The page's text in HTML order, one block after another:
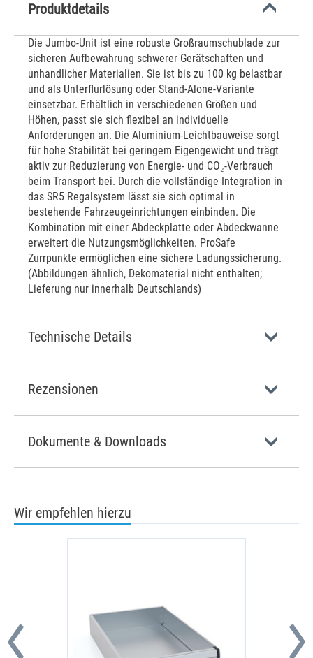
Produktdetails
Die Jumbo-Unit ist eine robuste Großraumschublade zur
sicheren Aufbewahrung schwerer Gerätschaften und
unhandlicher Materialien. Sie ist bis zu 100 kg belastbar
und als Unterflurlösung oder Stand-Alone-Variante
einsetzbar. Erhältlich in verschiedenen Größen und
Höhen, passt sie sich flexibel an individuelle
Anforderungen an. Die Aluminium-Leichtbauweise sorgt
für hohe Stabilität bei geringem Eigengewicht und trägt
aktiv zur Reduzierung von Energie- und CO₂-Verbrauch
beim Transport bei. Durch die vollständige Integration in
das SR5 Regalsystem lässt sie sich optimal in
bestehende Fahrzeugeinrichtungen einbinden. Die
Kombination mit einer Abdeckplatte oder Abdeckwanne
erweitert die Nutzungsmöglichkeiten. ProSafe
Zurrpunkte ermöglichen eine sichere Ladungssicherung.
(Abbildungen ähnlich, Dekomaterial nicht enthalten;
Lieferung nur innerhalb Deutschlands)
Technische Details
Rezensionen
Dokumente & Downloads
Wir empfehlen hierzu